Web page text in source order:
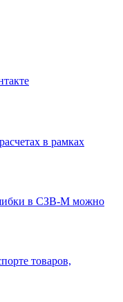
в рамках
в СЗВ-М можно
товаров,